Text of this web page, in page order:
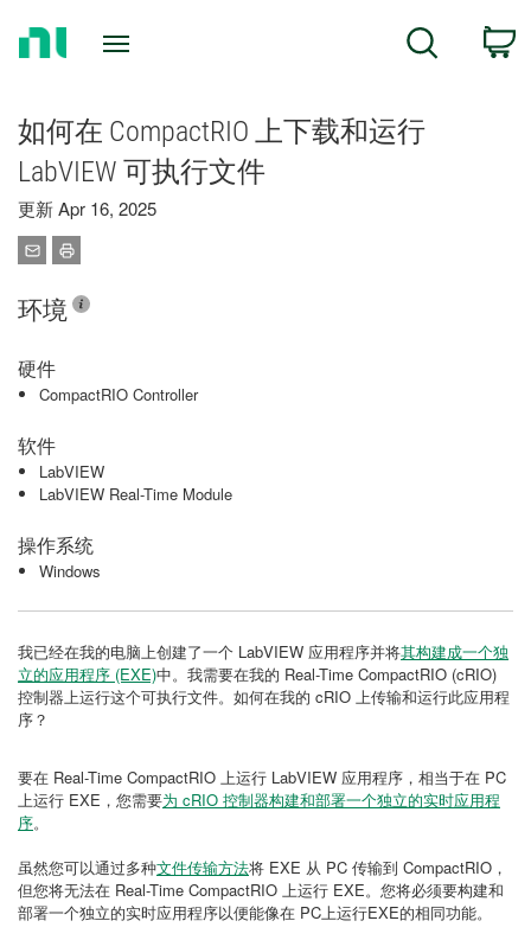
Search
如何在 CompactRIO 上下载和运行
LabVIEW 可执行文件
更新 Apr 16, 2025
环境
硬件
CompactRIO Controller
软件
LabVIEW
LabVIEW Real-Time Module
操作系统
Windows
我已经在我的电脑上创建了一个 LabVIEW 应用程序并将其构建成一个独
立的应用程序 (EXE)中。我需要在我的 Real-Time CompactRIO (cRIO)
控制器上运行这个可执行文件。如何在我的 cRIO 上传输和运行此应用程
序？
要在 Real-Time CompactRIO 上运行 LabVIEW 应用程序，相当于在 PC
上运行 EXE，您需要为 cRIO 控制器构建和部署一个独立的实时应用程
序。
虽然您可以通过多种文件传输方法将 EXE 从 PC 传输到 CompactRIO，
但您将无法在 Real-Time CompactRIO 上运行 EXE。您将必须要构建和
部署一个独立的实时应用程序以便能像在 PC上运行EXE的相同功能。